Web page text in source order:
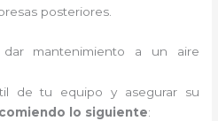
posteriores.
mantenimiento a un aire
de tu equipo y asegurar su
lo siguiente: